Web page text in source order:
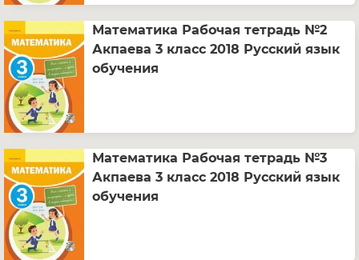
Математика Рабочая тетрадь №2
Акпаева 3 класс 2018 Русский язык
обучения
Математика Рабочая тетрадь №3
Акпаева 3 класс 2018 Русский язык
обучения